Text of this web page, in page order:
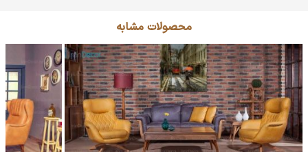
محصولات مشابه